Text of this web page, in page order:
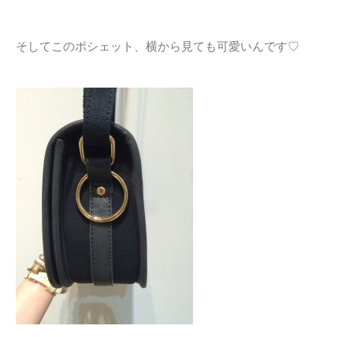
そしてこのポシェット、横から見ても可愛いんです♡